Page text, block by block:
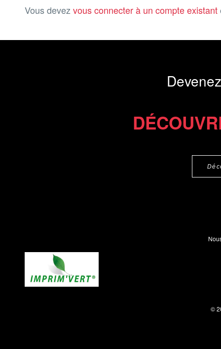
Vous devez vous connecter à un compte existant
©